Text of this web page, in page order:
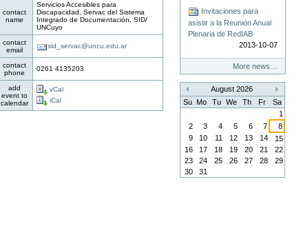
contact
name
Servicios Accesibles para
Discapacidad, Servac del Sistema
Integrado de Documentación, SID/
UNCuyo
contact
email
sid_servac@uncu.edu.ar
contact
phone
0261 4135203
add
event to
calendar
vCal
iCal
Invitaciones para
asistir a la Reunión Anual
Plenaria de RedIAB
2013-10-07
More news…
«
August 2026
»
Su Mo Tu We Th Fr
Sa
1
2
3 4 5 6 7
8
9
10 11 12 13 14
15
16
17 18 19 20 21
22
23
24 25 26 27 28
29
30
31